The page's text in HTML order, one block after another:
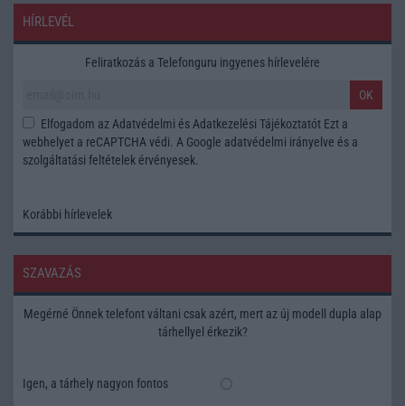
HÍRLEVÉL
Feliratkozás a Telefonguru ingyenes hírlevelére
OK
Elfogadom az Adatvédelmi és Adatkezelési Tájékoztatót Ezt a
webhelyet a reCAPTCHA védi. A Google adatvédelmi irányelve és a
szolgáltatási feltételek érvényesek.
Korábbi hírlevelek
SZAVAZÁS
Megérné Önnek telefont váltani csak azért, mert az új modell dupla alap
tárhellyel érkezik?
Igen, a tárhely nagyon fontos